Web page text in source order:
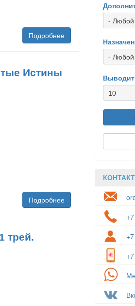
Подробнее
Истины
Подробнее
трей.
- Любой
- Любой
10